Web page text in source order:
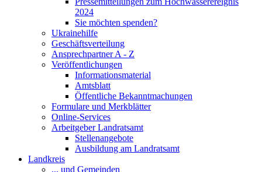
2024
Sie möchten spenden?
Ukrainehilfe
Geschäftsverteilung
Ansprechpartner A - Z
Veröffentlichungen
Informationsmaterial
Amtsblatt
Öffentliche Bekanntmachungen
Formulare und Merkblätter
Online-Services
Arbeitgeber Landratsamt
Stellenangebote
Ausbildung am Landratsamt
Landkreis
... und Gemeinden